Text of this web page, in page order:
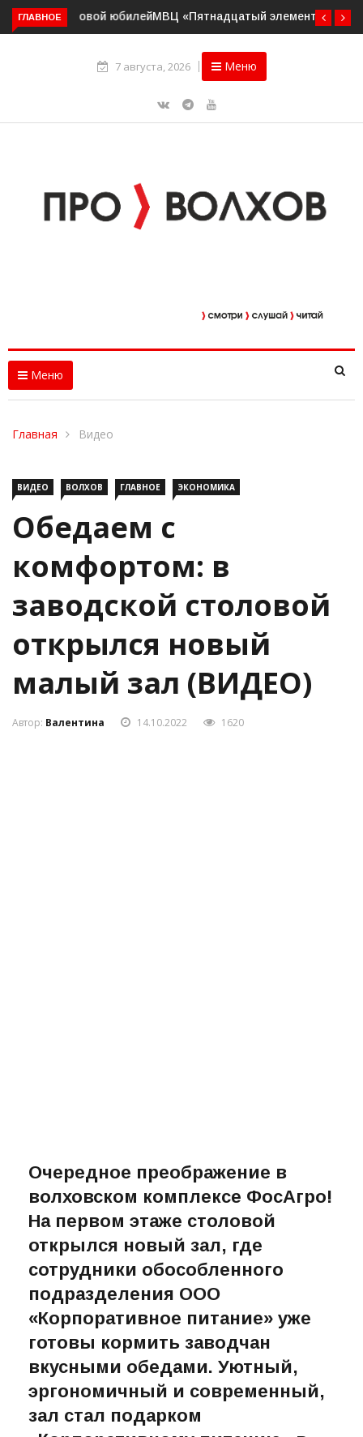
ГЛАВНОЕ
МВЦ «Пятнадцатый элемент» приглашает на выставку
7 августа, 2026
ВИДЕО ВОЛХОВ ГЛАВНОЕ
Обедаем с
комфортом: в
заводской столовой
открылся новый
малый зал (ВИДЕО)
Очередное преображение в
волховском комплексе ФосАгро!
На первом этаже столовой
открылся новый зал, где
сотрудники обособленного
подразделения ООО
«Корпоративное питание» уже
готовы кормить заводчан
вкусными обедами. Уютный,
эргономичный и современный,